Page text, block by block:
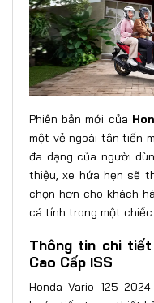
Phiên bản mới của
một vẻ ngoài tân tiến
đa dạng của người
thiệu, xe hứa hẹn sẽ
chọn hơn cho khách
cá tính trong một
Thông tin chi tiết
Cao Cấp ISS
Honda Vario 125